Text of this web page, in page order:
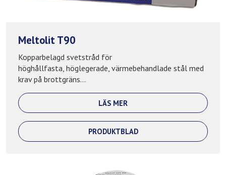
Meltolit T90
Kopparbelagd svetstråd för
höghållfasta, höglegerade, värmebehandlade stål med
krav på brottgräns...
LÄS MER
PRODUKTBLAD